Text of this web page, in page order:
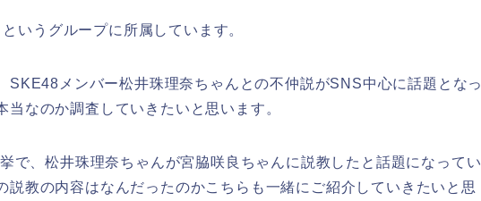
いうグループに所属しています。
SKE48メンバー松井珠理奈ちゃんとの不仲説がSNS中心に話題となっ
当なのか調査していきたいと思います。
で、松井珠理奈ちゃんが宮脇咲良ちゃんに説教したと話題になってい
説教の内容はなんだったのかこちらも一緒にご紹介していきたいと思